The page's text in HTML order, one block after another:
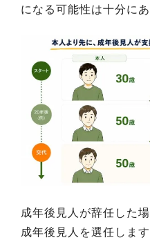
になる可能性は十分にあ
成年後見人が辞任した
成年後見人を選任しま